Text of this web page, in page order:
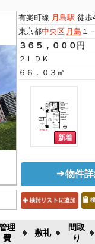
有楽町線 月島駅 徒歩
東京都中央区 月島 １
３６５，０００円
２ＬＤＫ
６６．０３㎡
物件詳
理
費
敷礼
間取
り